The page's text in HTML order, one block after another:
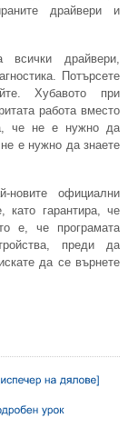
драйвери и
драйвери,
Потърсете
Хубавото при
работа вместо
че не е нужно да
е нужно да знаете
новите официални
като гарантира, че
е, че програмата
преди да
да се върнете